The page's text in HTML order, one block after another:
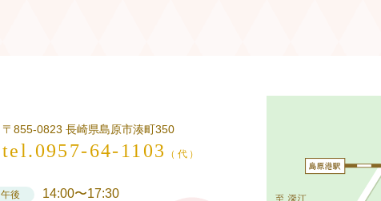
〒855-0823 長崎県島原市湊町350
tel.0957-64-1103 （代）
午後 14:00〜17:30